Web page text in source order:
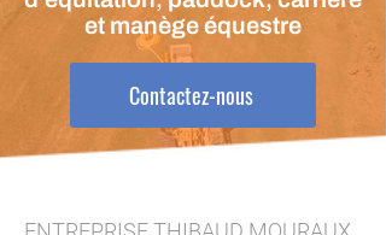
et manège équestre
Contactez-nous